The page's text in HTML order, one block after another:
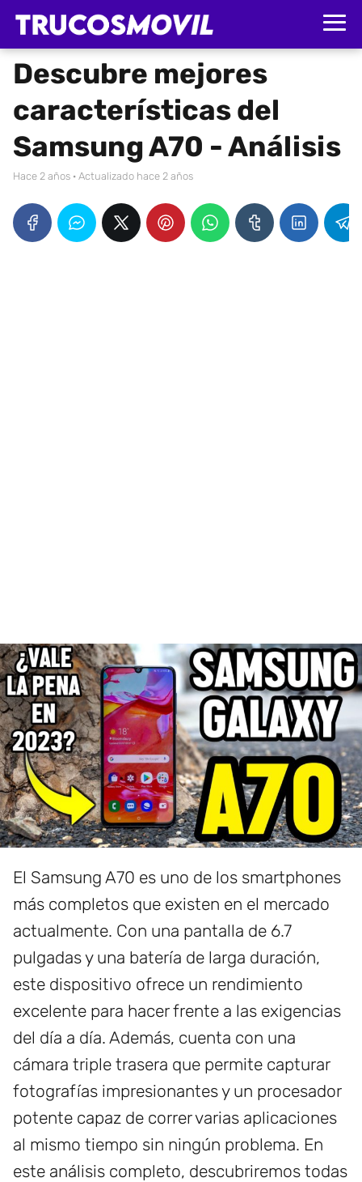
Descubre mejores
características del
Samsung A70 - Análisis
hace 2 años · Actualizado hace 2 años
El Samsung A70 es uno de los smartphones
más completos que existen en el mercado
actualmente. Con una pantalla de 6.7
pulgadas y una batería de larga duración,
este dispositivo ofrece un rendimiento
excelente para hacer frente a las exigencias
del día a día. Además, cuenta con una
cámara triple trasera que permite capturar
fotografías impresionantes y un procesador
potente capaz de correr varias aplicaciones
al mismo tiempo sin ningún problema. En
este análisis completo, descubriremos todas